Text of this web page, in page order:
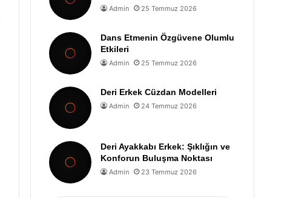
Admin 25 Temmuz 2026
Dans Etmenin Özgüvene Olumlu
Etkileri
Admin 25 Temmuz 2026
Deri Erkek Cüzdan Modelleri
Admin 24 Temmuz 2026
Deri Ayakkabı Erkek: Şıklığın ve
Konforun Buluşma Noktası
Admin 23 Temmuz 2026